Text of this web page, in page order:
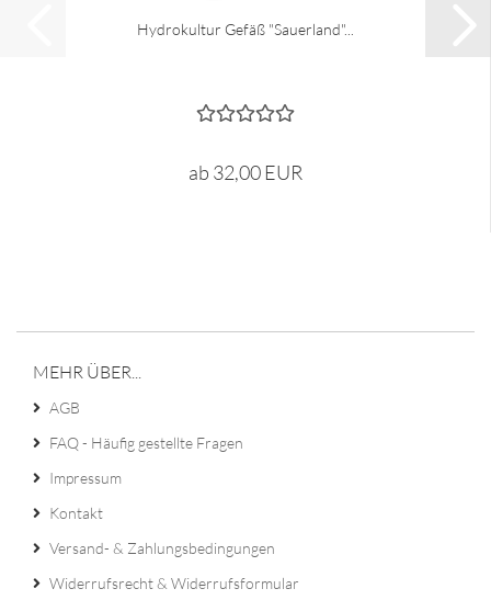
Hydrokultur Gefäß "Sauerland"...
ab 32,00 EUR
MEHR ÜBER...
AGB
FAQ - Häufig gestellte Fragen
Impressum
Kontakt
Versand- & Zahlungsbedingungen
Widerrufsrecht & Widerrufsformular